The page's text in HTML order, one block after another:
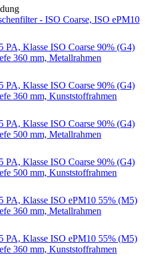
- ISO Coarse, ISO ePM10
PA, Klasse ISO Coarse 90% (G4)
360 mm, Metallrahmen
PA, Klasse ISO Coarse 90% (G4)
360 mm, Kunststoffrahmen
PA, Klasse ISO Coarse 90% (G4)
500 mm, Metallrahmen
PA, Klasse ISO Coarse 90% (G4)
500 mm, Kunststoffrahmen
PA, Klasse ISO ePM10 55% (M5)
360 mm, Metallrahmen
PA, Klasse ISO ePM10 55% (M5)
360 mm, Kunststoffrahmen